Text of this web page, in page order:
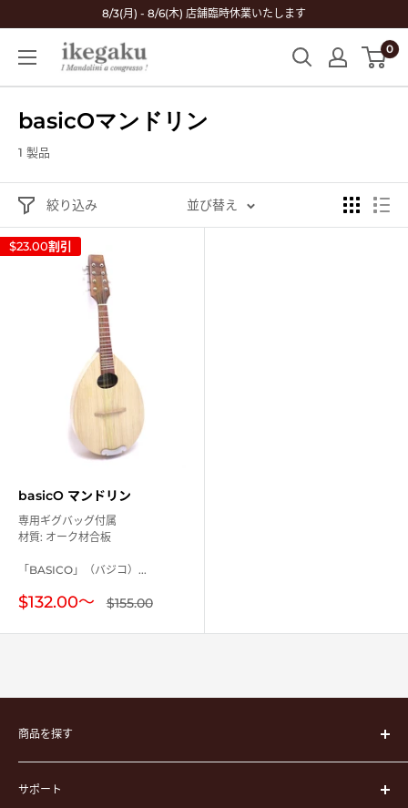
ン
プ
す
8/3(月) - 8/6(木) 店舗臨時休業いたします
Mandolin
&
Shop
0
basicOマンドリン
1 製品
絞り込み 並び替え
$23.00割引
basicO マンドリン
専用ギグバッグ付属
材質: オーク材合板
「BASICO」（バジコ）...
販
価
$132.00〜 通
$155.00
商品を探す
楽器
楽器ケース
サポート